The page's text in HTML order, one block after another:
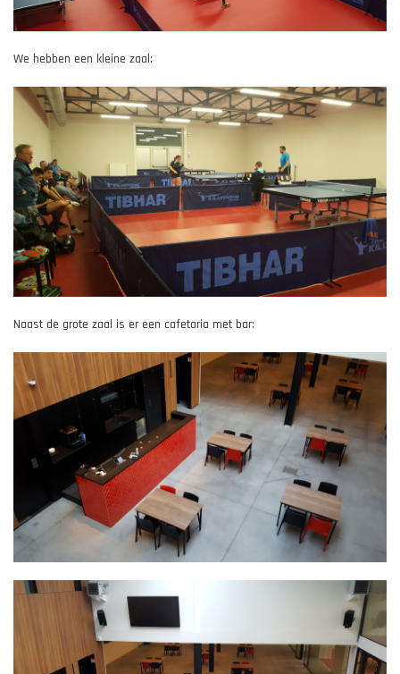
We hebben een kleine zaal:
Naast de grote zaal is er een cafetaria met bar: